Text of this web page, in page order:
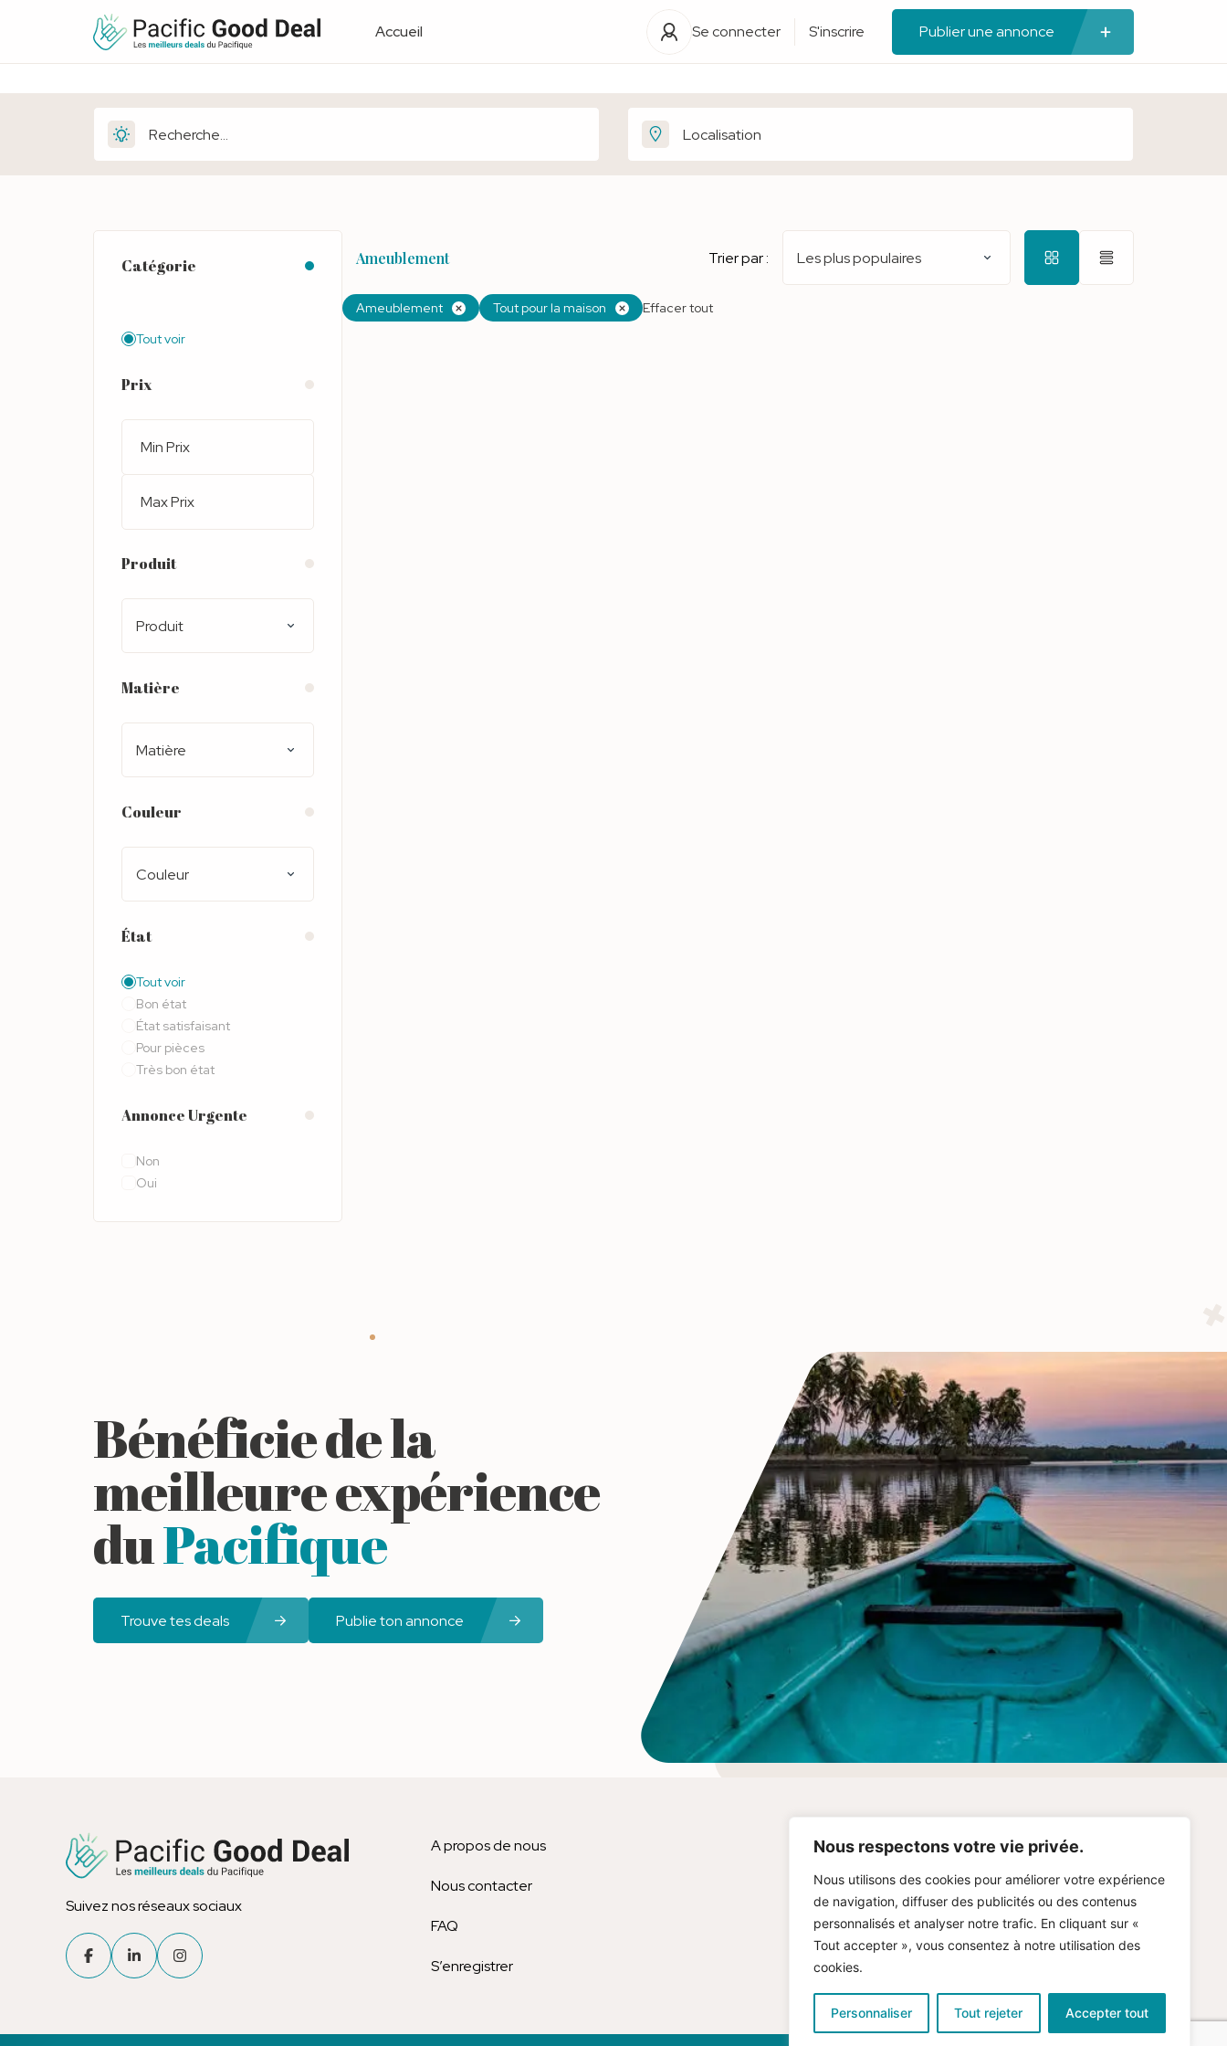
Nous respectons votre vie privée.
Nous utilisons des cookies pour améliorer votre expérience
de navigation, diffuser des publicités ou des contenus
personnalisés et analyser notre trafic. En cliquant sur «
Tout accepter », vous consentez à notre utilisation des
cookies.
Personnaliser Tout rejeter Accepter tout
Accueil Se connecter S'inscrire Publier une annonce
Catégorie
Tout voir
Prix
Produit
Produit
Matière
Matière
Couleur
Couleur
État
Tout voir
Bon état
État satisfaisant
Pour pièces
Très bon état
Annonce Urgente
Non
Oui
Ameublement Trier par : Les plus populaires
Ameublement Tout pour la maison Effacer tout
Bénéficie de la
meilleure expérience
duPacifique
Trouve tes deals Publie ton annonce
Suivez nos réseaux sociaux
A propos de nous
Nous contacter
FAQ
S’enregistrer
Blog
Mentions Légales
Estimation Immobilière Gratuite